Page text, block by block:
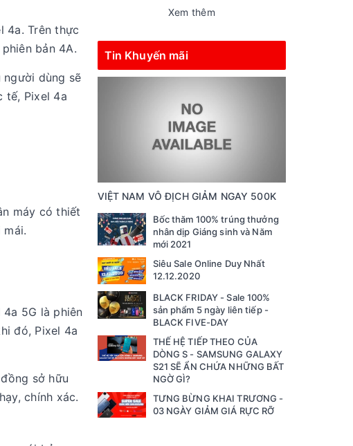
4a. Trên thực
bản 4A.
người dùng sẽ
tế, Pixel 4a
máy có thiết
5G là phiên
đó, Pixel 4a
sở hữu
chính xác.
Xem thêm
Tin Khuyến mãi
VIỆT NAM VÔ ĐỊCH GIẢM NGAY 500K
Bốc thăm 100% trúng thưởng
nhân dịp Giáng sinh và Năm
mới 2021
Siêu Sale Online Duy Nhất
12.12.2020
BLACK FRIDAY - Sale 100%
sản phẩm 5 ngày liên tiếp -
BLACK FIVE-DAY
THẾ HỆ TIẾP THEO CỦA
DÒNG S - SAMSUNG GALAXY
S21 SẼ ẨN CHỨA NHỮNG BẤT
NGỜ GÌ?
TƯNG BỪNG KHAI TRƯƠNG -
03 NGÀY GIẢM GIÁ RỰC RỠ